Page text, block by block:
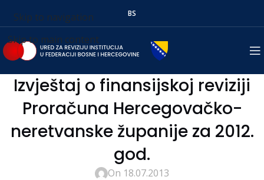
Skip to navigation
Skip to main content
BS
Izvještaj o finansijskoj reviziji
Proračuna Hercegovačko-
neretvanske županije za 2012.
god.
On 18.07.2013